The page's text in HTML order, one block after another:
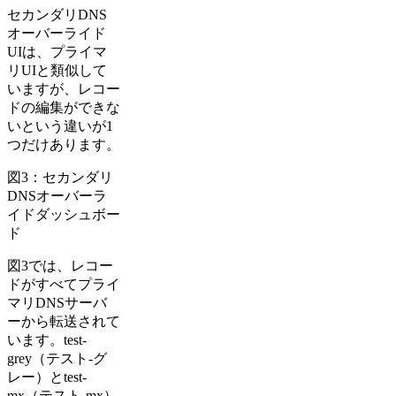
セカンダリDNS
オーバーライド
UIは、プライマ
リUIと類似して
いますが、レコー
ドの編集ができな
いという違いが1
つだけあります。
図3：セカンダリ
DNSオーバーラ
イドダッシュボー
ド
図3では、レコー
ドがすべてプライ
マリDNSサーバ
ーから転送されて
います。test-
grey（テスト-グ
レー）とtest-